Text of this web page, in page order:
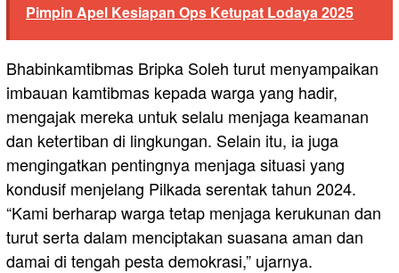
Pimpin Apel Kesiapan Ops Ketupat Lodaya 2025
Bhabinkamtibmas Bripka Soleh turut menyampaikan
imbauan kamtibmas kepada warga yang hadir,
mengajak mereka untuk selalu menjaga keamanan
dan ketertiban di lingkungan. Selain itu, ia juga
mengingatkan pentingnya menjaga situasi yang
kondusif menjelang Pilkada serentak tahun 2024.
“Kami berharap warga tetap menjaga kerukunan dan
turut serta dalam menciptakan suasana aman dan
damai di tengah pesta demokrasi,” ujarnya.